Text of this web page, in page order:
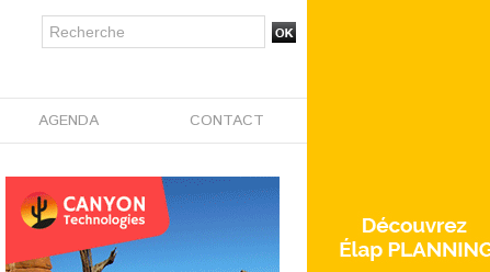
AGENDA CONTACT